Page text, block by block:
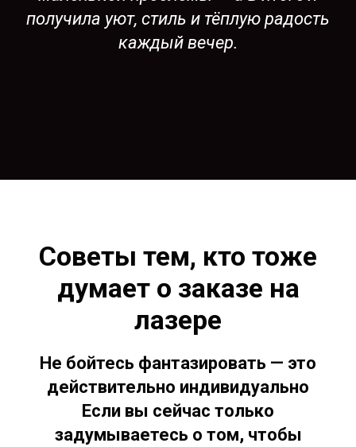
получила уют, стиль и тёплую радость
каждый вечер.
Советы тем, кто тоже
думает о заказе на
лазере
Не бойтесь фантазировать — это
действительно индивидуально
Если вы сейчас только
задумываетесь о том, чтобы